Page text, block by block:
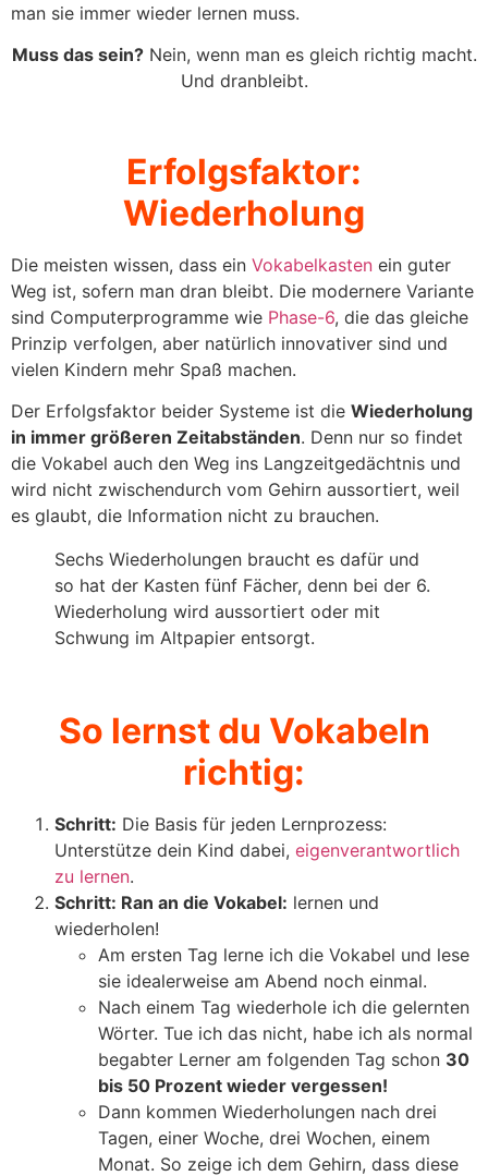
man sie immer wieder lernen muss.
Muss das sein?Nein, wenn man es gleich richtig macht.
Und dranbleibt.
Erfolgsfaktor:
Wiederholung
Die meisten wissen, dass ein Vokabelkasten ein guter
Weg ist, sofern man dran bleibt. Die modernere Variante
sind Computerprogramme wie Phase-6, die das gleiche
Prinzip verfolgen, aber natürlich innovativer sind und
vielen Kindern mehr Spaß machen.
Der Erfolgsfaktor beider Systeme ist die Wiederholung
in immer größeren Zeitabständen. Denn nur so findet
die Vokabel auch den Weg ins Langzeitgedächtnis und
wird nicht zwischendurch vom Gehirn aussortiert, weil
es glaubt, die Information nicht zu brauchen.
Sechs Wiederholungen braucht es dafür und
so hat der Kasten fünf Fächer, denn bei der 6.
Wiederholung wird aussortiert oder mit
Schwung im Altpapier entsorgt.
So lernst du Vokabeln
richtig:
Schritt: Die Basis für jeden Lernprozess:
Unterstütze dein Kind dabei, eigenverantwortlich
zu lernen.
Schritt: Ran an die Vokabel: lernen und
wiederholen!
Am ersten Tag lerne ich die Vokabel und lese
sie idealerweise am Abend noch einmal.
Nach einem Tag wiederhole ich die gelernten
Wörter. Tue ich das nicht, habe ich als normal
begabter Lerner am folgenden Tag schon 30
bis 50 Prozent wieder vergessen!
Dann kommen Wiederholungen nach drei
Tagen, einer Woche, drei Wochen, einem
Monat. So zeige ich dem Gehirn, dass diese